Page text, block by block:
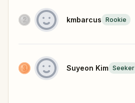
kmbarcus Rookie
Suyeon Kim Seeker